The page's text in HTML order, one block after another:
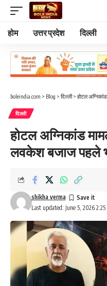
होम उत्तर प्रदेश दिल्ली
boleindia.com > Blog > दिल्ली> होटल अग्निकांड
दिल्ली
होटल अग्निकांड
लवकेश बजाज पहले
Last updated: June 5, 2026 2:25
shikha verma